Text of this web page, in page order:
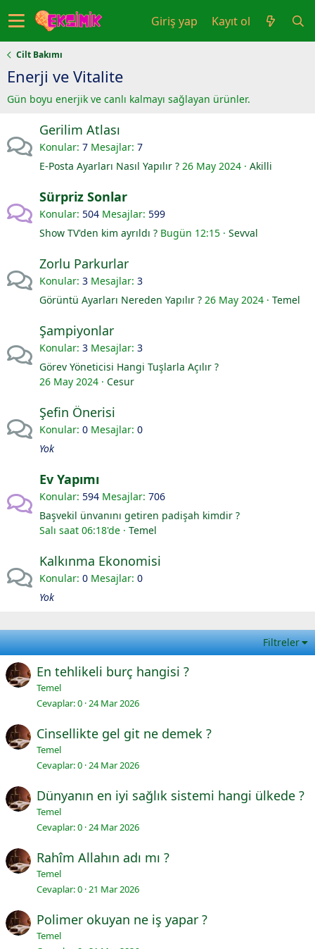
Giriş yap Kayıt ol
Cilt Bakımı
Enerji ve Vitalite
Gün boyu enerjik ve canlı kalmayı sağlayan ürünler.
Gerilim Atlası
Konular 7 Mesajlar 7
E-Posta Ayarları Nasıl Yapılır ? 26 May 2024 Akilli
Sürpriz Sonlar
Konular 504 Mesajlar 599
Show TV'den kim ayrıldı ? Bugün 12:15 Sevval
Zorlu Parkurlar
Konular 3 Mesajlar 3
Görüntü Ayarları Nereden Yapılır ? 26 May 2024 Temel
Şampiyonlar
Konular 3 Mesajlar 3
Görev Yöneticisi Hangi Tuşlarla Açılır ?
26 May 2024
Cesur
Şefin Önerisi
Konular 0 Mesajlar 0
Yok
Ev Yapımı
Konular 594 Mesajlar 706
Başvekil ünvanını getiren padişah kimdir ?
Salı saat 06:18'de
Temel
Kalkınma Ekonomisi
Konular 0 Mesajlar 0
Yok
Filtreler
En tehlikeli burç hangisi ?
Temel
Cevaplar 0 24 Mar 2026
Cinsellikte gel git ne demek ?
Temel
Cevaplar 0 24 Mar 2026
Dünyanın en iyi sağlık sistemi hangi ülkede ?
Temel
Cevaplar 0 24 Mar 2026
Rahîm Allahın adı mı ?
Temel
Cevaplar 0 21 Mar 2026
Polimer okuyan ne iş yapar ?
Temel